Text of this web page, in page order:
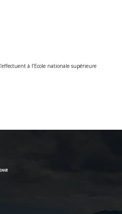
à l’Ecole nationale supérieure